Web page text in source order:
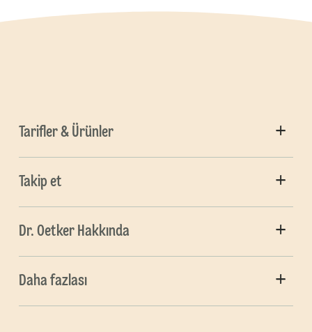
Tarifler & Ürünler
Takip et
Dr. Oetker Hakkında
Daha fazlası